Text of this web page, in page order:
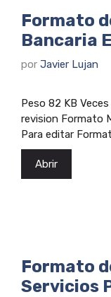
Formato
Bancaria
por Javier Lujan
Peso 82 KB
revision Formato
Para editar
Abrir
Formato
Servicios